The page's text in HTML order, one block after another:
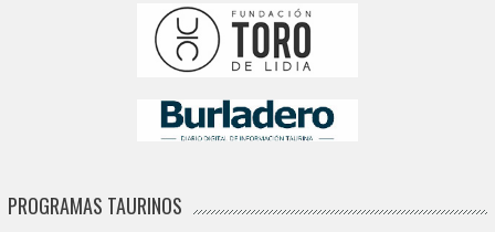
PROGRAMAS TAURINOS